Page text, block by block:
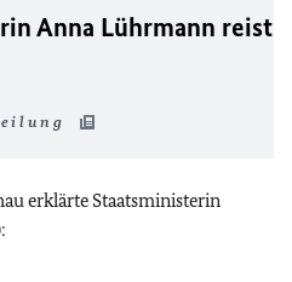
Anna Lührmann reist
erklärte Staatsministerin